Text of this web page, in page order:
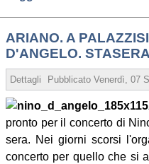
ARIANO. A
D'ANGELO.
Dettagli Pubblicato Venerdì, 07
pronto per il concerto di
sera. Nei giorni scorsi
concerto per quello che si